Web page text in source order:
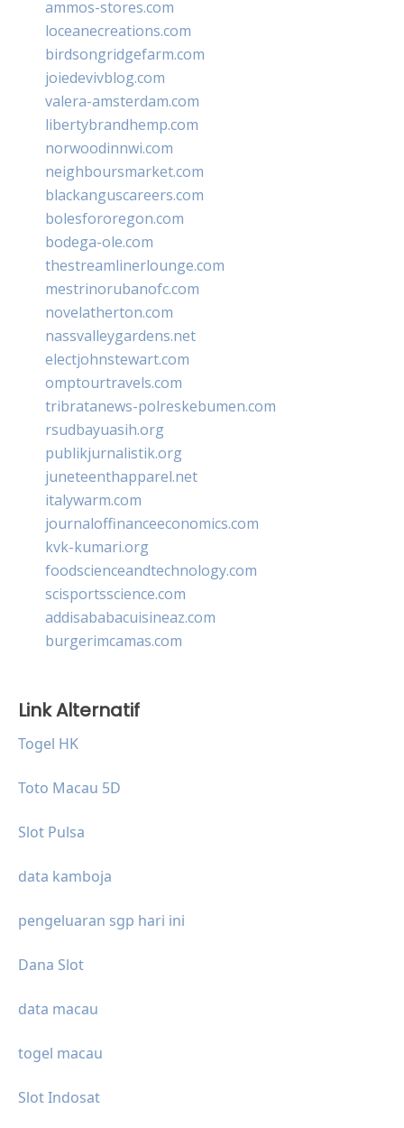
ammos-stores.com
loceanecreations.com
birdsongridgefarm.com
joiedevivblog.com
valera-amsterdam.com
libertybrandhemp.com
norwoodinnwi.com
neighboursmarket.com
blackanguscareers.com
bolesfororegon.com
bodega-ole.com
thestreamlinerlounge.com
mestrinorubanofc.com
novelatherton.com
nassvalleygardens.net
electjohnstewart.com
omptourtravels.com
tribratanews-polreskebumen.com
rsudbayuasih.org
publikjurnalistik.org
juneteenthapparel.net
italywarm.com
journaloffinanceeconomics.com
kvk-kumari.org
foodscienceandtechnology.com
scisportsscience.com
addisababacuisineaz.com
burgerimcamas.com
Link Alternatif
Togel HK
Toto Macau 5D
Slot Pulsa
data kamboja
pengeluaran sgp hari ini
Dana Slot
data macau
togel macau
Slot Indosat